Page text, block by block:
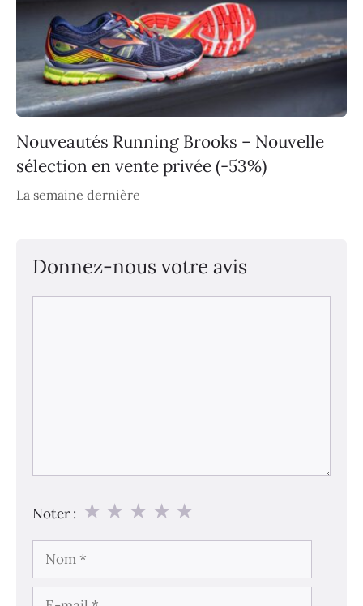
Nouveautés Running Brooks – Nouvelle
sélection en vente privée (-53%)
La semaine dernière
Donnez-nous votre avis
Noter : ★
★
★
★
★